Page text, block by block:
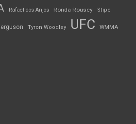
Rafael dos Anjos Ronda Rousey Stipe
Tyron Woodley UFC WMMA